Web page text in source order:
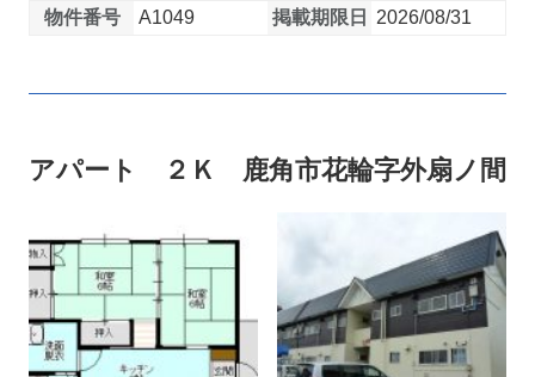
物件番号 A1049 掲載期限日 2026/08/31
アパート ２Ｋ 鹿角市花輪字外扇ノ間